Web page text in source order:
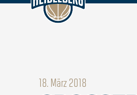
18. März 2018